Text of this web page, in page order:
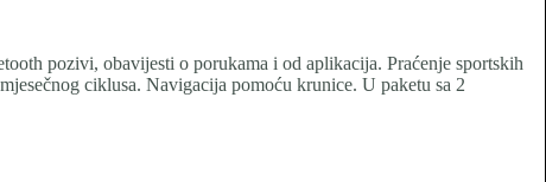
pozivi, obavijesti o porukama i od aplikacija. Praćenje sportskih
ciklusa. Navigacija pomoću krunice. U paketu sa 2